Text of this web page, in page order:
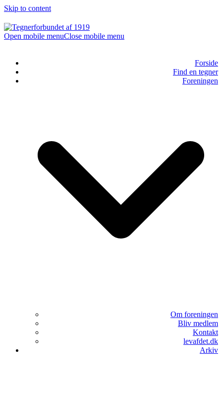
Skip to content
Open mobile menuClose mobile menu
Forside
Find en tegner
Foreningen
Om foreningen
Bliv medlem
Kontakt
levafdet.dk
Arkiv